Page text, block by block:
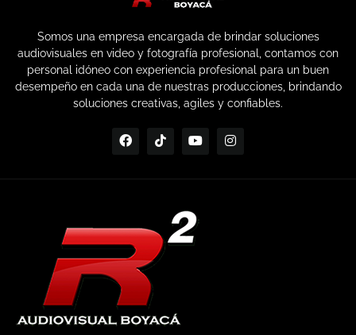
Somos una empresa encargada de brindar soluciones
audiovisuales en video y fotografía profesional, contamos con
personal idóneo con experiencia profesional para un buen
desempeño en cada una de nuestras producciones, brindando
soluciones creativas, agiles y confiables.